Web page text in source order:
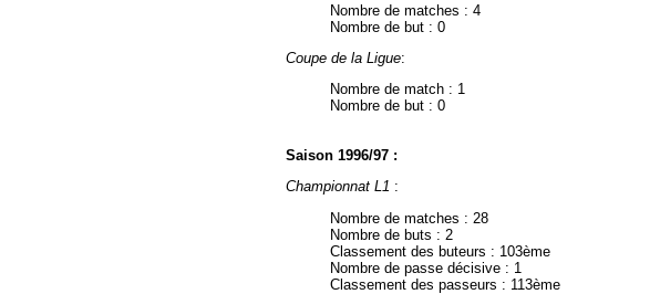
Nombre de matches : 4
Nombre de but : 0
Coupe de la Ligue:
Nombre de match : 1
Nombre de but : 0
Saison 1996/97 :
Championnat L1 :
Nombre de matches : 28
Nombre de buts : 2
Classement des buteurs : 103ème
Nombre de passe décisive : 1
Classement des passeurs : 113ème